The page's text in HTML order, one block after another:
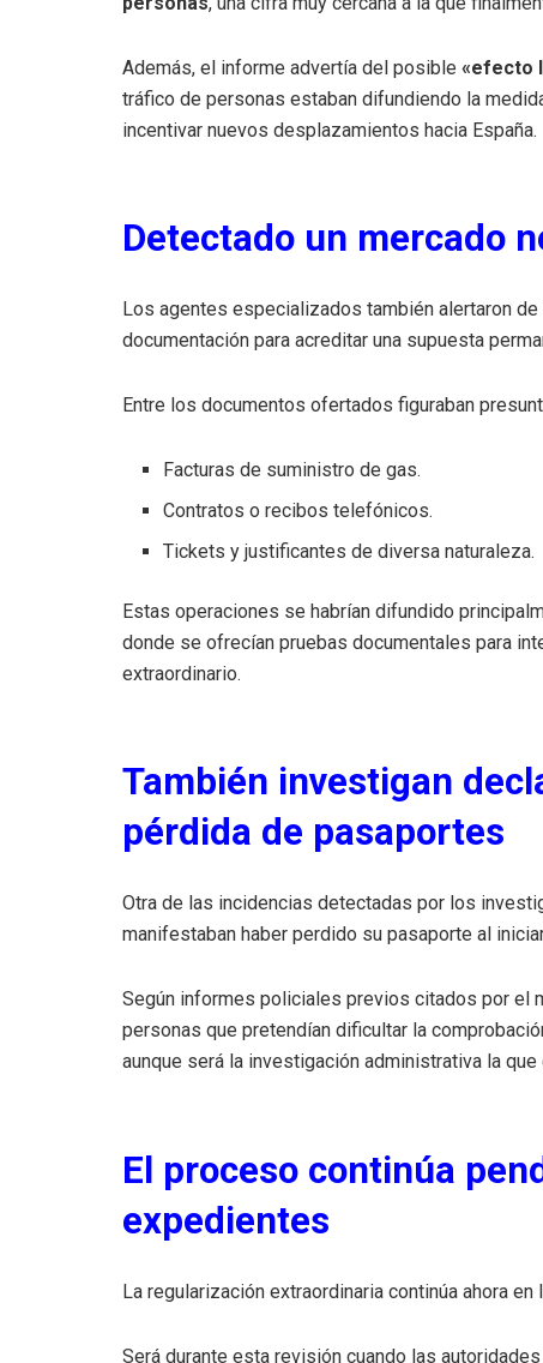
Además, el informe advertía del posible «efecto
tráfico de personas estaban difundiendo la
incentivar nuevos desplazamientos hacia España.
Detectado un mercado
Los agentes especializados también alertaron
documentación para acreditar una supuesta
Entre los documentos ofertados figuraban
Facturas de suministro de gas.
Contratos o recibos telefónicos.
Tickets y justificantes de diversa naturaleza.
Estas operaciones se habrían difundido
donde se ofrecían pruebas documentales para
extraordinario.
También investigan
pérdida de pasaportes
Otra de las incidencias detectadas por los
manifestaban haber perdido su pasaporte al
Según informes policiales previos citados por el
personas que pretendían dificultar la
aunque será la investigación administrativa la
El proceso continúa
expedientes
La regularización extraordinaria continúa ahora
Será durante esta revisión cuando las